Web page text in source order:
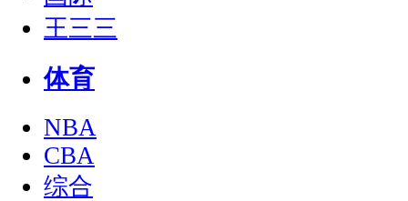
王三三
体育
NBA
CBA
综合